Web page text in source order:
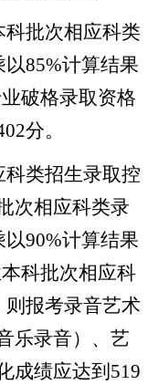
批次相应科类
85%计算结果
破格录取资格
分。
类招生录取控
次相应科类录
90%计算结果
科批次相应科
则报考录音艺术
乐录音）、艺
成绩应达到519